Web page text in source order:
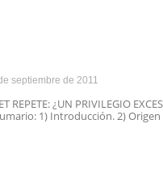
septiembre de 2011
REPETE: ¿UN PRIVILEGIO
1) Introducción. 2) Origen